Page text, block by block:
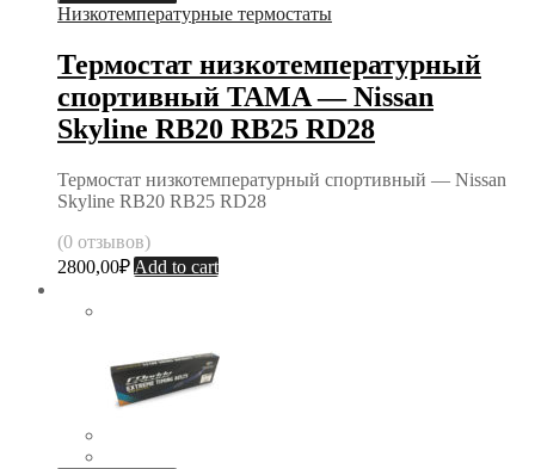
Низкотемпературные термостаты
Термостат низкотемпературный
спортивный TAMA — Nissan
Skyline RB20 RB25 RD28
Термостат низкотемпературный спортивный — Nissan
Skyline RB20 RB25 RD28
(0 отзывов)
2800,00₽ Add to cart